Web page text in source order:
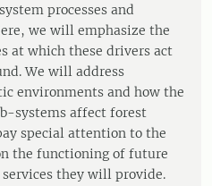
processes and
we will emphasize the
at which these drivers act
We will address
environments and how the
systems affect forest
special attention to the
the functioning of future
they will provide.